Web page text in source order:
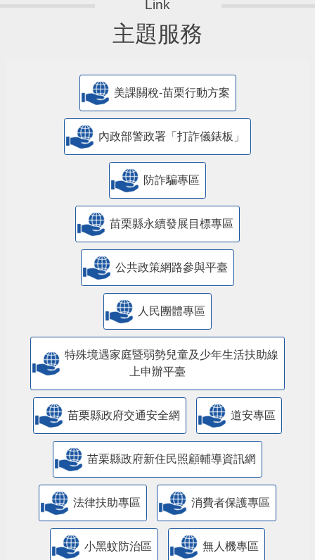
主題服務
美課關稅-苗栗行動方案
內政部警政署「打詐儀錶板」
防詐騙專區
苗栗縣永續發展目標專區
公共政策網路參與平臺
人民團體專區
特殊境遇家庭暨弱勢兒童及少年生活扶助線
上申辦平臺
苗栗縣政府交通安全網 道安專區
苗栗縣政府新住民照顧輔導資訊網
法律扶助專區 消費者保護專區
小黑蚊防治區 無人機專區